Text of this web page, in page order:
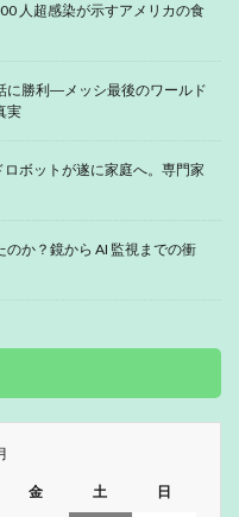
人超感染が示すアメリカの食
に勝利―メッシ最後のワールド
実
ボットが遂に家庭へ。専門家
か？鏡から AI 監視までの衝
金 土 日